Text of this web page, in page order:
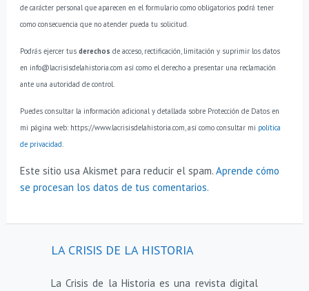
de carácter personal que aparecen en el formulario como obligatorios podrá tener
como consecuencia que no atender pueda tu solicitud.
Podrás ejercer tus derechos de acceso, rectificación, limitación y suprimir los datos
en info@lacrisisdelahistoria.com así como el derecho a presentar una reclamación
ante una autoridad de control.
Puedes consultar la información adicional y detallada sobre Protección de Datos en
mi página web: https://www.lacrisisdelahistoria.com, así como consultar mi política
de privacidad.
Este sitio usa Akismet para reducir el spam. Aprende cómo
se procesan los datos de tus comentarios.
LA CRISIS DE LA HISTORIA
La Crisis de la Historia es una revista digital